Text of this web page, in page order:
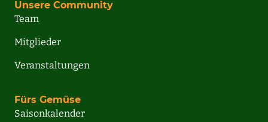
Unsere Community
Team
Mitglieder
Veranstaltungen
Fürs Gemüse
Saisonkalender